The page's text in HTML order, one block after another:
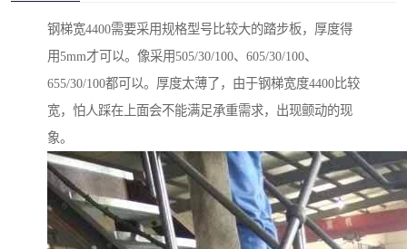
钢梯宽4400需要采用规格型号比较大的踏步板，厚度得
用5mm才可以。像采用505/30/100、605/30/100、
655/30/100都可以。厚度太薄了，由于钢梯宽度4400比较
宽，怕人踩在上面会不能满足承重需求，出现颤动的现
象。